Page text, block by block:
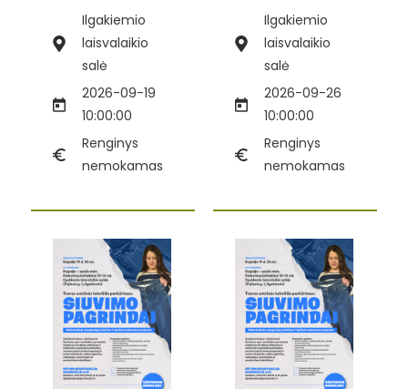
Ilgakiemio
laisvalaikio
salė
2026-09-19
10:00:00
Renginys
nemokamas
Ilgakiemio
laisvalaikio
salė
2026-09-26
10:00:00
Renginys
nemokamas